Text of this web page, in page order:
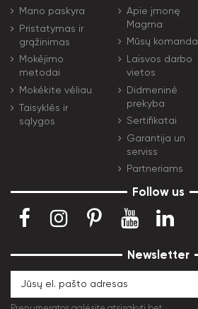
Mano paskyra
Pristatymas ir
grąžinimas
Mokėjimo
metodai
Mokėkite vėliau
Taisyklės ir
sąlygos
Apie įmonę
Magma
Mūsų komanda
Laisvos darbo
vietos
Didmeninė
prekyba
Sertifikatai
Garantija un
serviss
Partneriams
Follow us
Newsletter